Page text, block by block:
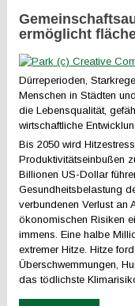
ermöglicht
Dürreperioden,
Menschen in Städten
die Lebensqualität,
wirtschaftliche
Bis 2050 wird
Produktivitätseinbußen
Billionen US-Dollar
Gesundheitsbelastung
verbundenen Verlust an
ökonomischen Risiken
immens. Eine halbe
extremer Hitze. Hitze
Überschwemmungen,
das tödlichste